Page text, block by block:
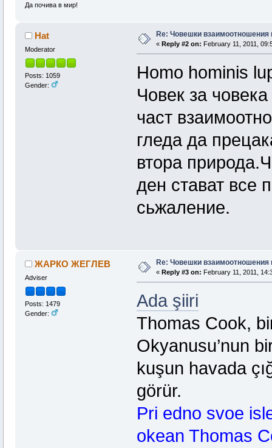
Да почива в мир!
Hat
Moderator
Posts: 1059
Gender:
Re: Човешки взаимоотношения
« Reply #2 on: February 11, 2011,
Homo hominis
Човек за
част
гледа да
втора
ден стават все
сьжаление.
ЖАРКО ЖЕГЛЕВ
Adviser
Posts: 1479
Gender:
Re: Човешки взаимоотношения
« Reply #3 on: February 11, 2011,
Ada şiiri
Thomas Cook,
Okyanusu’nun
kuşun havada
görür.
Pri edno svoe
okean Thomas